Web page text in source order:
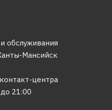
обслуживания
Мансийск
центра
21:00